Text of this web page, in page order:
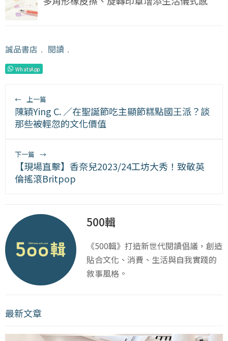
誠品書店 ﹒ 閱讀 ﹒
WhatsApp
← 上一篇
陳穎Ying C. ／在聖誕節吃主顯節糕點國王派？談
那些被輕忽的文化價值
下一篇 →
【現場直擊】香奈兒2023/24工坊大秀！致敬英
倫搖滾Britpop
500輯
《500輯》打造新世代閱讀倡議，創造
貼合文化、消費、生活與自我實踐的
敘事風格。
最新文章